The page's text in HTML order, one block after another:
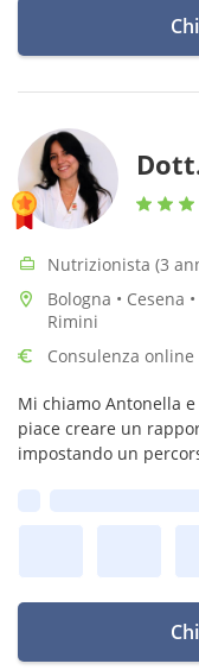
Nutrizionista (3
Bologna • Cesena
Rimini
Consulenza online
Mi chiamo Antonella
piace creare un
impostando un